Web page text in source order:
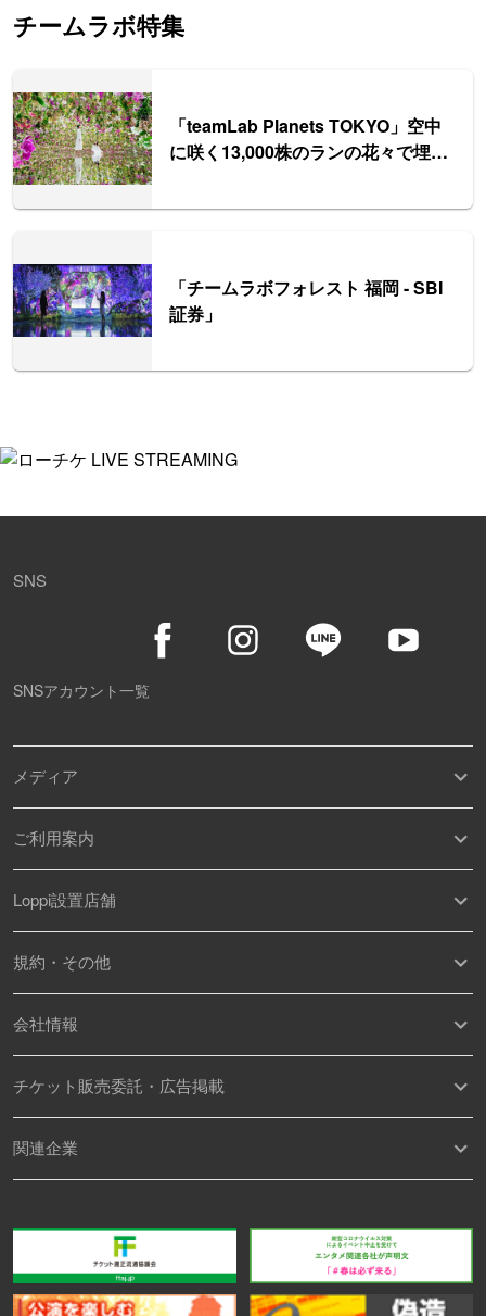
チームラボ特集
「teamLab Planets TOKYO」空中
に咲く13,000株のランの花々で埋め
「チームラボフォレスト 福岡 - SBI
証券」
SNS
SNSアカウント一覧
メディア
ご利用案内
Loppi設置店舗
規約・その他
会社情報
チケット販売委託・広告掲載
関連企業